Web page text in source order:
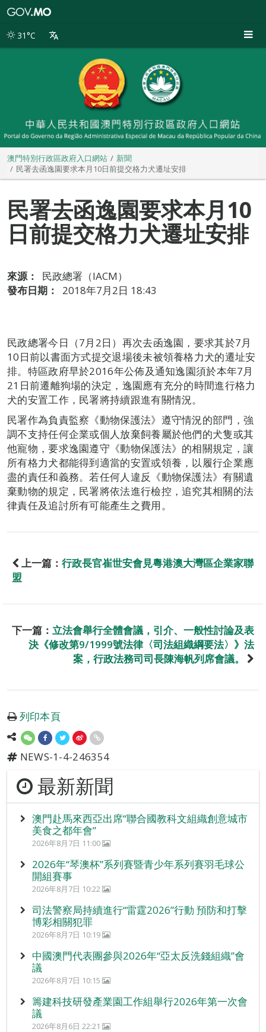
別
31°C
澳門特別行政區政府入口網站
新聞
民署去函逸園要求本月10日前提交格力犬遷址安排
民署去函逸園要求本月10
日前提交格力犬遷址安排
來源：
民政總署（IACM）
發布日期：
2018年7月2日 18:43
民政總署今日（7月2日）再次去函逸園，要求其於7月
10日前以書面方式提交退場後未被領養格力犬的遷址安
排。特區政府早於2016年公佈及通知逸園須於本年7月
21日前遷離狗場的決定，逸園應有充分的時間進行格力
犬的安置工作，民署將持續跟進有關情況。
民署作為負責監察《動物保護法》遵守情況的部門，強
調不支持任何企業或個人放棄飼養屬於他們的犬隻或其
他寵物，要求逸園遵守《動物保護法》的相關規定，讓
所有格力犬都能得到適當的安置或領養，以履行企業應
盡的責任和義務。若任何人違反《動物保護法》有關遺
棄動物的規定，民署將依法進行檢控，追究其相關的法
律責任及追討所有可能產生之費用。
上一篇： 行政長官崔世安會見粵港澳大灣區企業家聯
盟
下一篇： 立法會舉行全體會議，引介、一般性討論及表
決《修改第9/1999號法律〈司法組織綱要法〉》法
案，行政法務司司長陳海帆列席會議。
列印本頁
NEWS-1-4-246354
最新新聞
澳門赴馬來西亞出席“聯合國教科文組織創意城市
美食之都年會”
2026年8月7日 11:00
2026年“琴澳杯”系列賽暨青少年系列賽羽毛球公
開組賽事
2026年8月7日 10:22
司法警察局持續進行“雷霆2026”行動 預防和打擊
博彩相關犯罪
2026年8月7日 10:19
中國澳門代表團參與2026年“亞太反洗錢組織”會
議
2026年8月7日 10:15
籌建科技研發產業園工作組舉行2026年第一次會
議
2026年8月6日 22:21